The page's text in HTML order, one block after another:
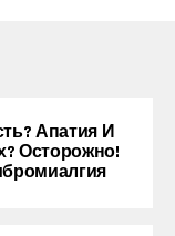
Апатия И
Осторожно!